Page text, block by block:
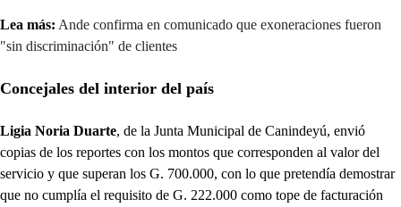
Lea más: Ande confirma en comunicado que exoneraciones fueron
"sin discriminación" de clientes
Concejales del interior del país
Ligia Noria Duarte, de la Junta Municipal de Canindeyú, envió
copias de los reportes con los montos que corresponden al valor del
servicio y que superan los G. 700.000, con lo que pretendía demostrar
que no cumplía el requisito de G. 222.000 como tope de facturación